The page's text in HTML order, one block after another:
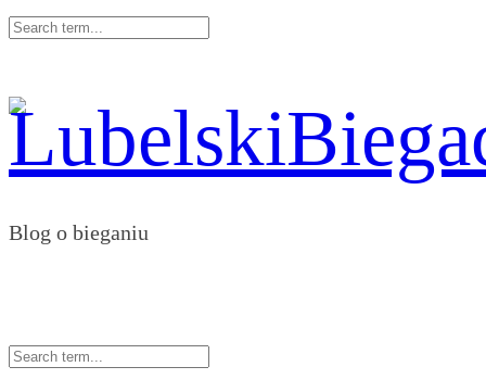
Blog o bieganiu